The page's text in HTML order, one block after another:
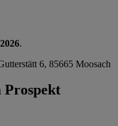
.
6, 85665 Moosach
Prospekt